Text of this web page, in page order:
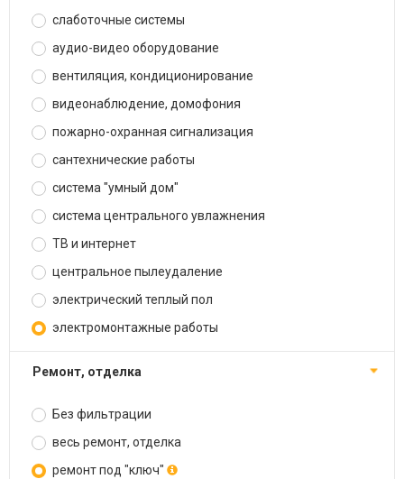
слаботочные системы
аудио-видео оборудование
вентиляция, кондиционирование
видеонаблюдение, домофония
пожарно-охранная сигнализация
сантехнические работы
система "умный дом"
система центрального увлажнения
ТВ и интернет
центральное пылеудаление
электрический теплый пол
электромонтажные работы
ремонт, отделка
Без фильтрации
весь ремонт, отделка
ремонт под "ключ"